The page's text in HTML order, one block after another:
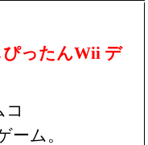
ったんWii デ
コ
ーム。